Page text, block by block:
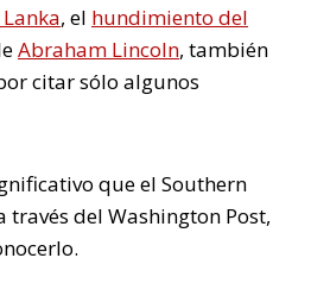
, el hundimiento del
Abraham Lincoln, también
citar sólo algunos
que el Southern
través del Washington Post,